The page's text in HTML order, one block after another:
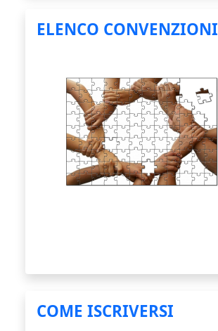
ELENCO CONVENZIONI
COME ISCRIVERSI